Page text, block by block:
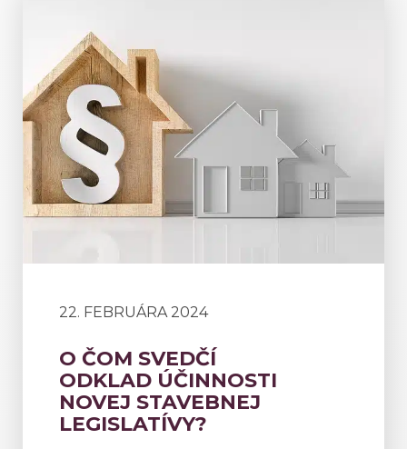
22. FEBRUÁRA 2024
O ČOM SVEDČÍ
ODKLAD ÚČINNOSTI
NOVEJ STAVEBNEJ
LEGISLATÍVY?